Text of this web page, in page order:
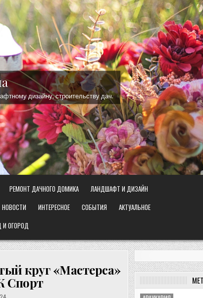
дизайну, строительству дач.
РЕМОНТ ДАЧНОГО ДОМИКА
ЛАНДШАФТ И ДИЗАЙН
НОВОСТИ ИНТЕРЕСНОЕ СОБЫТИЯ
АКТУАЛЬНОЕ
И ОГОРОД
круг «Мастерса»
Спорт